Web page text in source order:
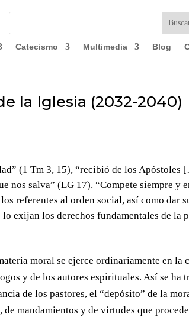
Catecismo Multimedia Blog
la Iglesia (2032-2040)
(1 Tm 3, 15), “recibió de los Apóstoles
nos salva” (LG 17). “Compete siempre y
referentes al orden social, así como dar
exijan los derechos fundamentales de la
moral se ejerce ordinariamente en la
y de los autores espirituales. Así se ha
de los pastores, el “depósito” de la
mandamientos y de virtudes que